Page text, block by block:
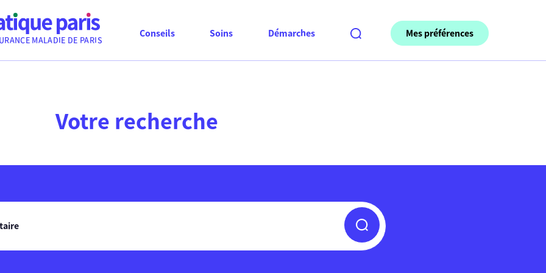
MALADIE DE PARIS
Conseils Soins Démarches Mes préférences
Votre recherche